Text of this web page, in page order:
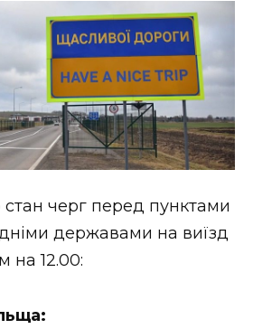
(відеоверсія)
НОВИНИ
черг перед пунктами
державами на виїзд
на 12.00: